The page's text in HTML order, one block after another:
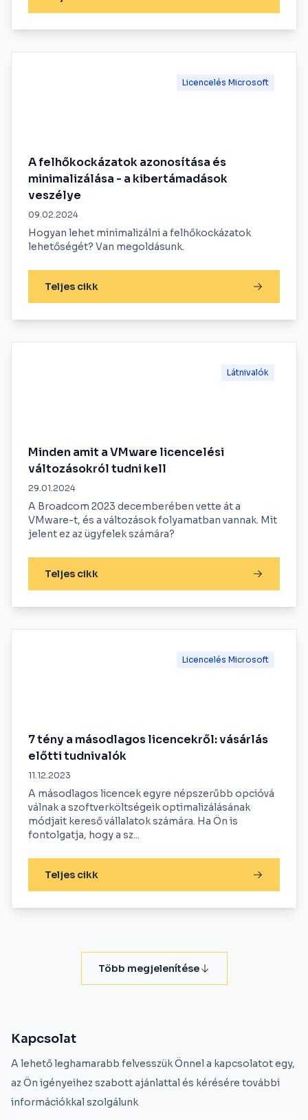
Licencelés Microsoft
A felhőkockázatok azonosítása és
minimalizálása - a kibertámadások
veszélye
09.02.2024
Hogyan lehet minimalizálni a felhőkockázatok
lehetőségét? Van megoldásunk.
Teljes cikk
Látnivalók
Minden amit a VMware licencelési
változásokról tudni kell
29.01.2024
A Broadcom 2023 decemberében vette át a
VMware-t, és a változások folyamatban vannak. Mit
jelent ez az ügyfelek számára?
Teljes cikk
Licencelés Microsoft
7 tény a másodlagos licencekről: vásárlás
előtti tudnivalók
11.12.2023
A másodlagos licencek egyre népszerűbb opcióvá
válnak a szoftverköltségeik optimalizálásának
módjait kereső vállalatok számára. Ha Ön is
fontolgatja, hogy a sz...
Teljes cikk
Több megjelenítése
Kapcsolat
A lehető leghamarabb felvesszük Önnel a kapcsolatot egy,
az Ön igényeihez szabott ajánlattal és kérésére további
információkkal szolgálunk